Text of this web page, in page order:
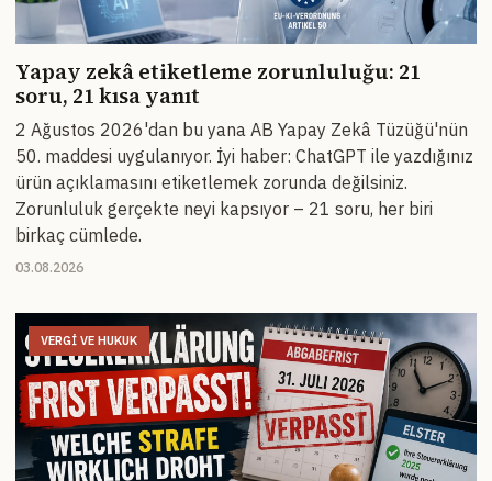
Yapay zekâ etiketleme zorunluluğu: 21
soru, 21 kısa yanıt
2 Ağustos 2026'dan bu yana AB Yapay Zekâ Tüzüğü'nün
50. maddesi uygulanıyor. İyi haber: ChatGPT ile yazdığınız
ürün açıklamasını etiketlemek zorunda değilsiniz.
Zorunluluk gerçekte neyi kapsıyor – 21 soru, her biri
birkaç cümlede.
03.08.2026
VERGI VE HUKUK